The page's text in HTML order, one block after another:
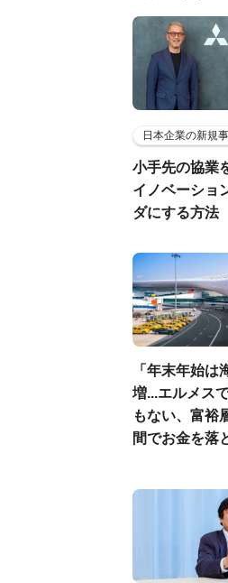
日本企業の新規
小手先の協業
イノベーショ
ダにする方法
「年末年始は
増...エルメス
もない、富裕
間でお金を落